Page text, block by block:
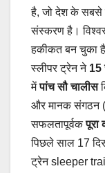
है, जो देश के सबसे
संस्करण है।
हकीकत बन चुका है
स्लीपर ट्रेन ने 15
मेंपांच सौ चालीस
और मानक संगठन
सफलतापूर्वकपूरा
पिछले साल 17
ट्रेन sleeper